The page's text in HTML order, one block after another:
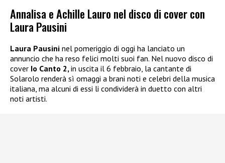
Annalisa e Achille Lauro nel disco di cover con
Laura Pausini
Laura Pausini nel pomeriggio di oggi ha lanciato un
annuncio che ha reso felici molti suoi fan. Nel nuovo disco di
cover Io Canto 2,in uscita il 6 febbraio, la cantante di
Solarolo renderà sì omaggi a brani noti e celebri della musica
italiana, ma alcuni di essi li condividerà in duetto con altri
noti artisti.